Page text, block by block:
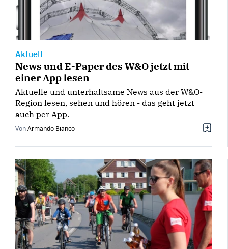
Aktuell
News und E-Paper des W&O jetzt mit
einer App lesen
Aktuelle und unterhaltsame News aus der W&O-
Region lesen, sehen und hören - das geht jetzt
auch per App.
VonArmando Bianco